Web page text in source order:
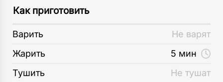
Как приготовить
Варить
Не варят
Жарить
5 мин
Тушить
Не тушат